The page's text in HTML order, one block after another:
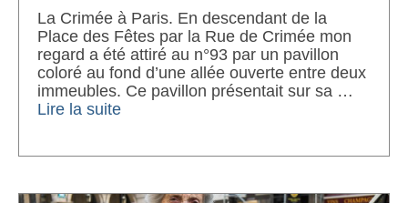
La Crimée à Paris. En descendant de la
Place des Fêtes par la Rue de Crimée mon
regard a été attiré au n°93 par un pavillon
coloré au fond d’une allée ouverte entre deux
immeubles. Ce pavillon présentait sur sa …
Lire la suite­­